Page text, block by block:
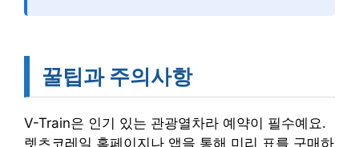
꿀팁과 주의사항
V-Train은 인기 있는 관광열차라 예약이 필수예요.
렛츠코레일 홈페이지나 앱을 통해 미리 표를 구매하